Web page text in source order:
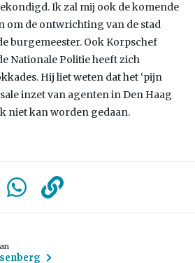
Ik zal mij ook de komende
om de ontwrichting van de stad
burgemeester. Ook Korpschef
Nationale Politie heeft zich
Hij liet weten dat het ‘pijn
inzet van agenten in Den Haag
niet kan worden gedaan.